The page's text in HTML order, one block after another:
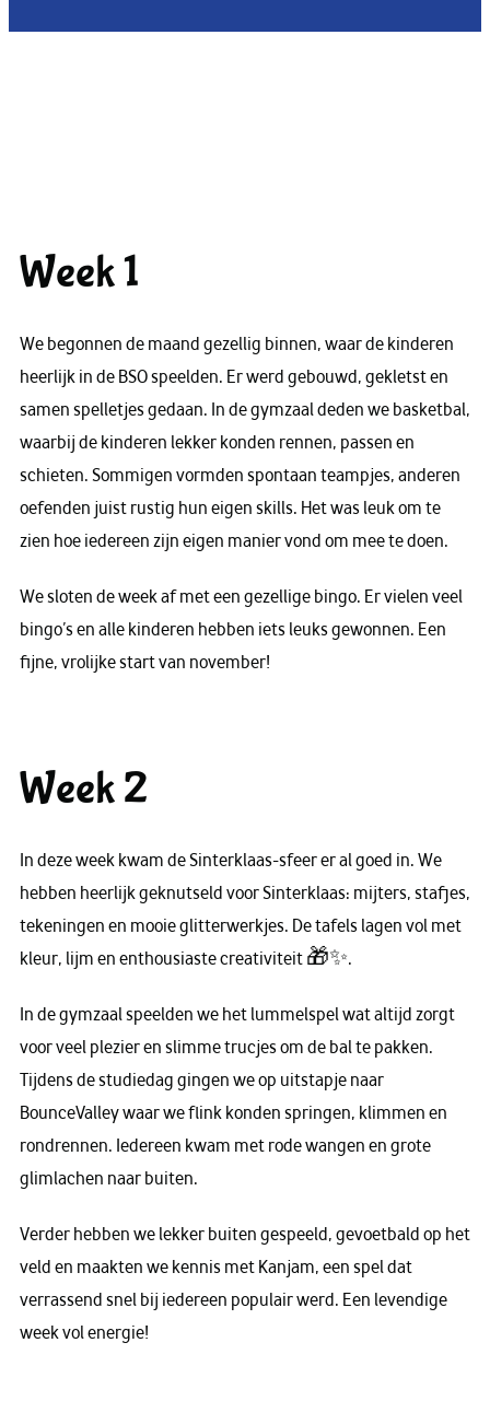
Week 1
We begonnen de maand gezellig binnen, waar de kinderen
heerlijk in de BSO speelden. Er werd gebouwd, gekletst en
samen spelletjes gedaan. In de gymzaal deden we basketbal,
waarbij de kinderen lekker konden rennen, passen en
schieten. Sommigen vormden spontaan teampjes, anderen
oefenden juist rustig hun eigen skills. Het was leuk om te
zien hoe iedereen zijn eigen manier vond om mee te doen.
We sloten de week af met een gezellige bingo. Er vielen veel
bingo’s en alle kinderen hebben iets leuks gewonnen. Een
fijne, vrolijke start van november!
Week 2
In deze week kwam de Sinterklaas-sfeer er al goed in. We
hebben heerlijk geknutseld voor Sinterklaas: mijters, stafjes,
tekeningen en mooie glitterwerkjes. De tafels lagen vol met
kleur, lijm en enthousiaste creativiteit 🎁✨.
In de gymzaal speelden we het lummelspel wat altijd zorgt
voor veel plezier en slimme trucjes om de bal te pakken.
Tijdens de studiedag gingen we op uitstapje naar
BounceValley waar we flink konden springen, klimmen en
rondrennen. Iedereen kwam met rode wangen en grote
glimlachen naar buiten.
Verder hebben we lekker buiten gespeeld, gevoetbald op het
veld en maakten we kennis met Kanjam, een spel dat
verrassend snel bij iedereen populair werd. Een levendige
week vol energie!